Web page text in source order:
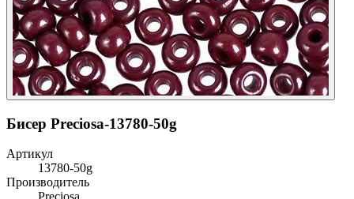
Бисер Preciosa-13780-50g
Артикул
13780-50g
Производитель